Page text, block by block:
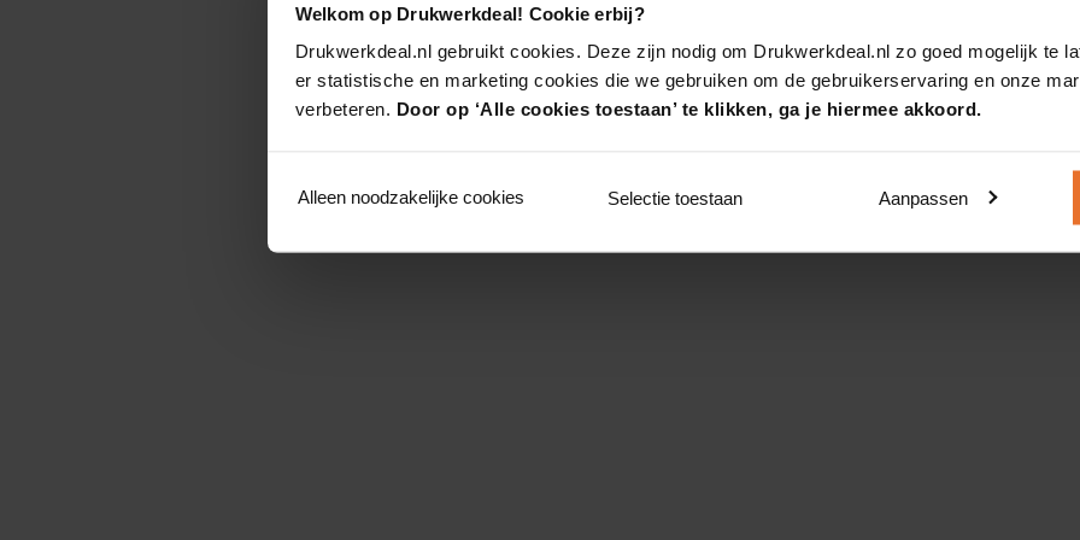
Welkom op Drukwerkdeal! Cookie erbij?
Drukwerkdeal.nl gebruikt cookies. Deze zijn nodig om Drukwerkdeal.nl zo goed mogelijk te
er statistische en marketing cookies die we gebruiken om de gebruikerservaring en onze
verbeteren. Door op ‘Alle cookies toestaan’ te klikken, ga je hiermee akkoord.
Alleen noodzakelijke cookies Selectie toestaan Aanpassen